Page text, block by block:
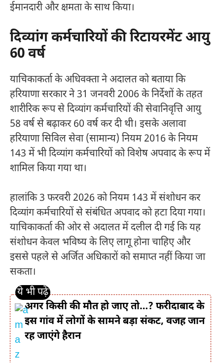
ईमानदारी और क्षमता के साथ किया।
दिव्यांग कर्मचारियों की रिटायरमेंट आयु
60 वर्ष
याचिकाकर्ता के अधिवक्ता ने अदालत को बताया कि
हरियाणा सरकार ने 31 जनवरी 2006 के निर्देशों के तहत
शारीरिक रूप से दिव्यांग कर्मचारियों की सेवानिवृत्ति आयु
58 वर्ष से बढ़ाकर 60 वर्ष कर दी थी। इसके अलावा
हरियाणा सिविल सेवा (सामान्य) नियम 2016 के नियम
143 में भी दिव्यांग कर्मचारियों को विशेष अपवाद के रूप में
शामिल किया गया था।
हालांकि 3 फरवरी 2026 को नियम 143 में संशोधन कर
दिव्यांग कर्मचारियों से संबंधित अपवाद को हटा दिया गया।
याचिकाकर्ता की ओर से अदालत में दलील दी गई कि यह
संशोधन केवल भविष्य के लिए लागू होना चाहिए और
इससे पहले से अर्जित अधिकारों को समाप्त नहीं किया जा
सकता।
अगर किसी की मौत हो जाए तो…? फरीदाबाद के
इस गांव में लोगों के सामने बड़ा संकट, वजह जान
रह जाएंगे हैरान